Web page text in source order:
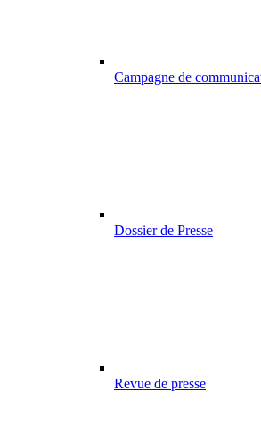
Campagne de
Dossier de Presse
Revue de presse